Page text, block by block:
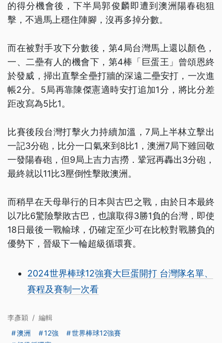
的得分機會後，下半局郭俊麟即遭到澳洲陽春砲狙
擊，不過馬上穩住陣腳，沒再多掉分數。
而在被對手攻下分數後，第4局台灣馬上還以顏色，
一、二壘有人的機會下，第4棒「巨蛋王」曾頌恩終
於發威，掃出直擊全壘打牆的深遠二壘安打，一次進
帳2分。5局再靠陳傑憲適時安打追加1分，將比分差
距改寫為5比1。
比賽後段台灣打擊火力持續加溫，7局上半林立擊出
一記3分砲，比分一口氣來到8比1，澳洲7局下雖回敬
一發陽春砲，但9局上吉力吉撈．鞏冠再轟出3分砲，
最終就以11比3壓倒性擊敗澳洲。
而稍早在天母舉行的日本與古巴之戰，由於日本最終
以7比6驚險擊敗古巴，也讓取得3勝1負的台灣，即使
18日最後一戰輸球，仍確定至少可在比較對戰勝負的
優勢下，晉級下一輪超級循環賽。
2024世界棒球12強賽大巨蛋開打 台灣隊名單、
賽程及賽制一次看
李彥穎 / 編輯
澳洲
12強
世界棒球12強賽